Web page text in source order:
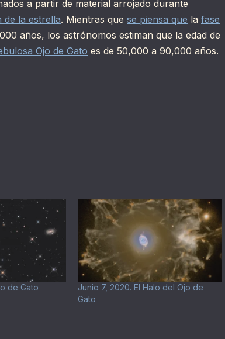
a partir de material arrojado durante
de la estrella. Mientras que se piensa que la fase
años, los astrónomos estiman que la edad de
Ojo de Gato es de 50,000 a 90,000 años.
de Gato
Junio 7, 2020. El Halo del Ojo de
Gato